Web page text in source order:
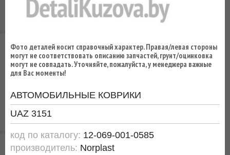
Фото деталей носит справочный характер. Правая/левая стороны
могут не соответствовать описанию запчастей, грунт/оцинковка
могут не совпадать. Уточняйте, пожалуйста, у менеджера важные
для Вас моменты!
АВТОМОБИЛЬНЫЕ КОВРИКИ
UAZ 3151
код по каталогу: 12-069-001-0585
производитель: Norplast